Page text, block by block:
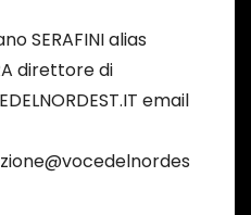
SERAFINI alias
direttore di
email